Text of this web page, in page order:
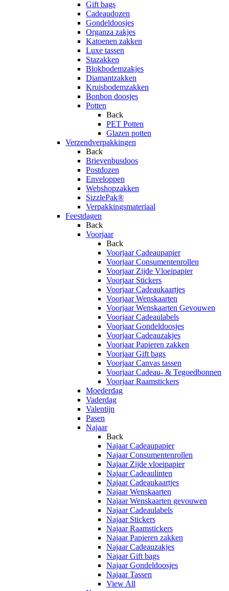
Gift bags
Cadeaudozen
Gondeldoosjes
Organza zakjes
Katoenen zakken
Luxe tassen
Stazakken
Blokbodemzakjes
Diamantzakken
Kruisbodemzakken
Bonbon doosjes
Potten
Back
PET Potten
Glazen potten
Verzendverpakkingen
Back
Brievenbusdoos
Postdozen
Enveloppen
Webshopzakken
SizzlePak®
Verpakkingsmateriaal
Feestdagen
Back
Voorjaar
Back
Voorjaar Cadeaupapier
Voorjaar Consumentenrollen
Voorjaar Zijde Vloeipapier
Voorjaar Stickers
Voorjaar Cadeaukaartjes
Voorjaar Wenskaarten
Voorjaar Wenskaarten Gevouwen
Voorjaar Cadeaulabels
Voorjaar Gondeldoosjes
Voorjaar Cadeauzakjes
Voorjaar Papieren zakken
Voorjaar Gift bags
Voorjaar Canvas tassen
Voorjaar Cadeau- & Tegoedbonnen
Voorjaar Raamstickers
Moederdag
Vaderdag
Valentijn
Pasen
Najaar
Back
Najaar Cadeaupapier
Najaar Consumentenrollen
Najaar Zijde vloeipapier
Najaar Cadeaulinten
Najaar Cadeaukaartjes
Najaar Wenskaarten
Najaar Wenskaarten gevouwen
Najaar Cadeaulabels
Najaar Stickers
Najaar Raamstickers
Najaar Papieren zakken
Najaar Cadeauzakjes
Najaar Gift bags
Najaar Gondeldoosjes
Najaar Tassen
View All